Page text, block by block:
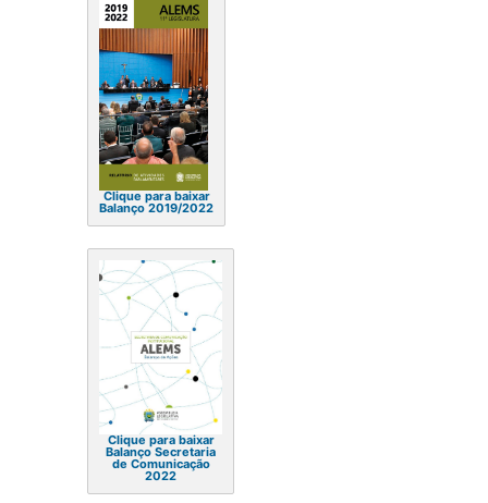
Clique para baixar
Balanço 2019/2022
Clique para baixar
Balanço Secretaria
de Comunicação
2022